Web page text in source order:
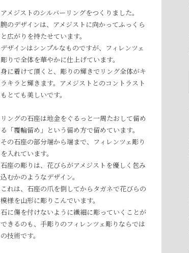
アメジストのシルバーリングをつくりました。
腕のデザインは、アメジストに向かってふっくら
と広がりを持たせています。
デザインはシンプルなものですが、フィレンツェ
彫りで全体を華やかに仕上げています。
身に着けて頂くと、彫りの輝きでリング全体がキ
ラキラと輝きます。アメジストとのコントラスト
もとても美しいです。
リングの石座は地金をぐるっと一周たおして留め
る「覆輪留め」という留め方で留めています。
その石座の部分端から端まで、フィレンツェ彫り
を入れています。
石座の彫りは、花びらがアメジストを優しく包み
込むかのようなデザイン。
これは、石座の爪を倒してからタガネで花びらの
模様を山形に彫りこんでいます。
石に傷を付けないように繊細に彫っていくことが
できるのも、手彫りのフィレンツェ彫りならでは
の技術です。